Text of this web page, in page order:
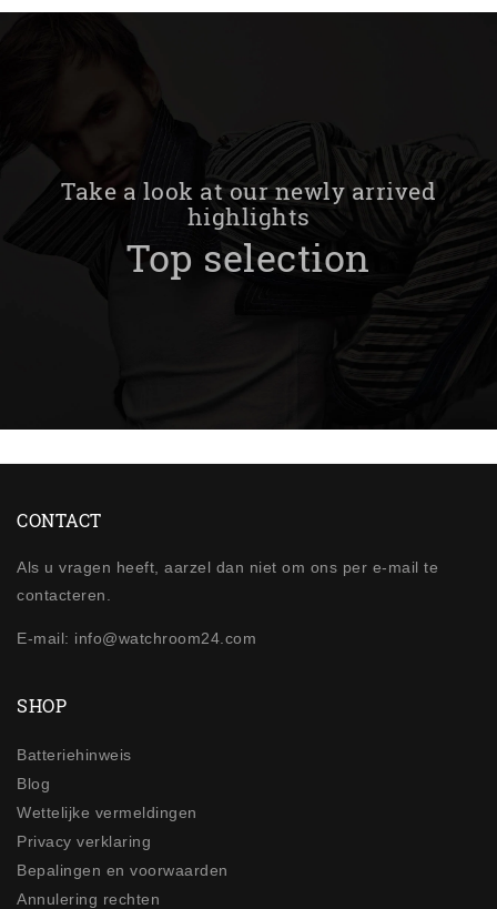
Take a look at our newly arrived
highlights
Top selection
CONTACT
Als u vragen heeft, aarzel dan niet om ons per e-mail te
contacteren.
E-mail: info@watchroom24.com
SHOP
Batteriehinweis
Blog
Wettelijke vermeldingen
Privacy verklaring
Bepalingen en voorwaarden
Annulering rechten